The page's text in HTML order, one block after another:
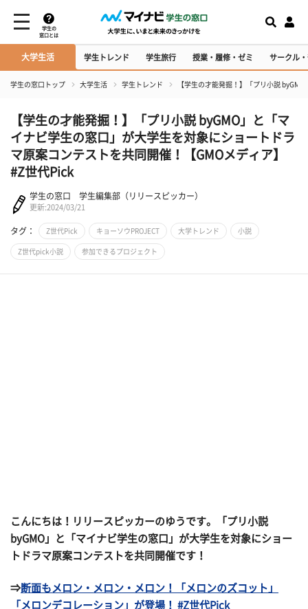
学生の
窓口とは
大学生活 学生トレンド 学生旅行 授業・履修・ゼミ サークル
学生の窓口トップ 大学生活 学生トレンド 【学生の才能発掘！】「プリ小説
【学生の才能発掘！】「プリ小説 byGMO」と「マ
イナビ学生の窓口」が大学生を対象にショートドラ
マ原案コンテストを共同開催！【GMOメディア】
#Z世代Pick
学生の窓口 学生編集部（リリースピッカー）
更新:2024/03/21
タグ： Z世代Pick キョーソウPROJECT 大学トレンド 小説
Z世代pick小説 参加できるプロジェクト
こんにちは！リリースピッカーのゆうです。「プリ小説
byGMO」と「マイナビ学生の窓口」が大学生を対象にショー
トドラマ原案コンテストを共同開催です！
⇒断面もメロン・メロン・メロン！「メロンのズコット」
「メロンデコレーション」が登場！ #Z世代Pick